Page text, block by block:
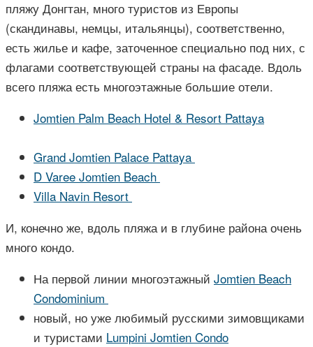
пляжу Донгтан, много туристов из Европы
(скандинавы, немцы, итальянцы), соответственно,
есть жилье и кафе, заточенное специально под них, с
флагами соответствующей страны на фасаде. Вдоль
всего пляжа есть многоэтажные большие отели.
Jomtien Palm Beach Hotel & Resort Pattaya
Grand Jomtien Palace Pattaya
D Varee Jomtien Beach
Villa Navin Resort
И, конечно же, вдоль пляжа и в глубине района очень
много кондо.
На первой линии многоэтажный Jomtien Beach
Condominium
новый, но уже любимый русскими зимовщиками
и туристами Lumpini Jomtien Condo